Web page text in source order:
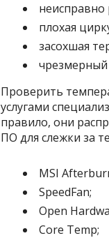
плохая
засохшая
Проверить
услугами
правило, они
ПО для слежки за
MSI
SpeedFan;
Open
Core Temp;